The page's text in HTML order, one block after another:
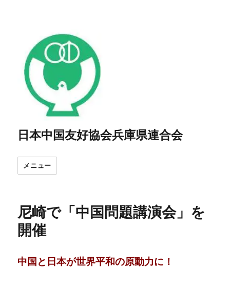
日本中国友好協会兵庫県連合会
メニュー
尼崎で「中国問題講演会」を
開催
中国と日本が世界平和の原動力に！